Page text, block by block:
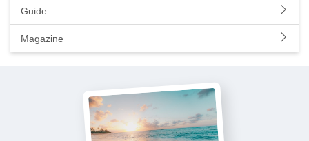
Guide
Magazine